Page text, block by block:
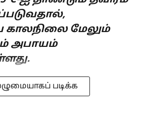
மேலும்
அபாயம்
படிக்க